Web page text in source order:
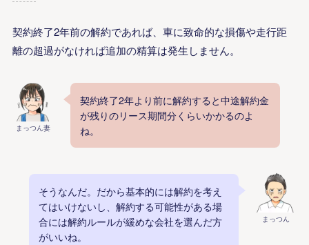
契約終了2年前の解約であれば、 車に致命的な損傷や走行距
離の超過がなければ追加の精算は発生しません。
まっつん妻
契約終了2年より前に解約すると中途解約金
が残りのリース期間分くらいかかるのよ
ね。
まっつん
そうなんだ。だから基本的には解約を考え
てはいけないし、解約する可能性がある場
合には解約ルールが緩めな会社を選んだ方
がいいね。